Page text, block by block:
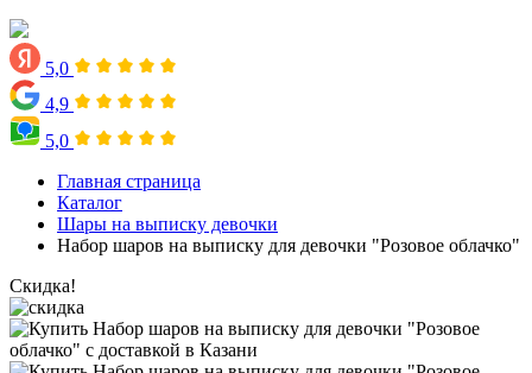
5,0
4,9
5,0
Главная страница
Каталог
Шары на выписку девочки
Набор шаров на выписку для девочки "Розовое облачко"
Скидка!